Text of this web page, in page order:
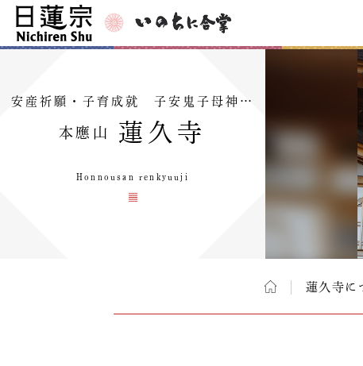
安産祈願・子育成就 子安鬼子母神…
本應山 蓮久寺
Honnousan renkyuuji
蓮久寺に